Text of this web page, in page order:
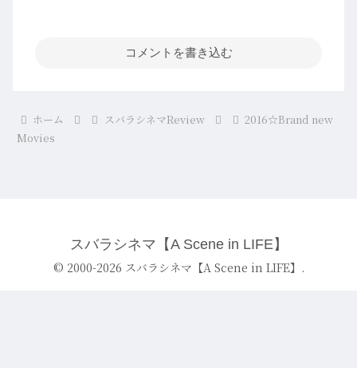
コメントを書き込む
ホーム スバラシネマReview
2016☆Brand new
Movies
スバラシネマ【A Scene in LIFE】
© 2000-2026 スバラシネマ【A Scene in LIFE】.